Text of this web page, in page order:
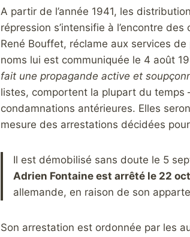
A partir de l’année 1941, les
répression s’intensifie à l’encontre
René Bouffet, réclame aux services
noms lui est communiquée le 4 août
fait une propagande active et
listes, comportent la plupart du temps
condamnations antérieures. Elles
mesure des arrestations décidées
Il est démobilisé sans doute le 5
Adrien Fontaine est arrêté le 22
allemande, en raison de son
Son arrestation est ordonnée par les